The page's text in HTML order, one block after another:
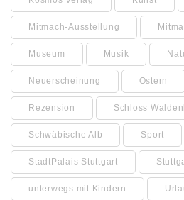
Mitmach-Ausstellung
Museum Musik
Neuerscheinung Ostern
Rezension Schloss
Schwäbische Alb Sport
StadtPalais Stuttgart
unterwegs mit Kindern